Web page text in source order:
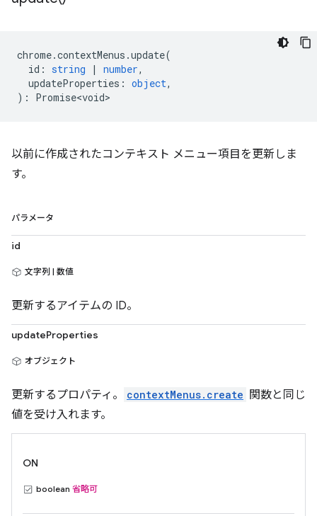
chrome.contextMenus .update(
id : string | number,
updateProperties : object,
) : Promise<void>
以前に作成されたコンテキスト メニュー項目を更新しま
す。
パラメータ
id
文字列 | 数値
更新するアイテムの ID。
updateProperties
オブジェクト
更新するプロパティ。 contextMenus.create 関数と同じ
値を受け入れます。
ON
boolean 省略可